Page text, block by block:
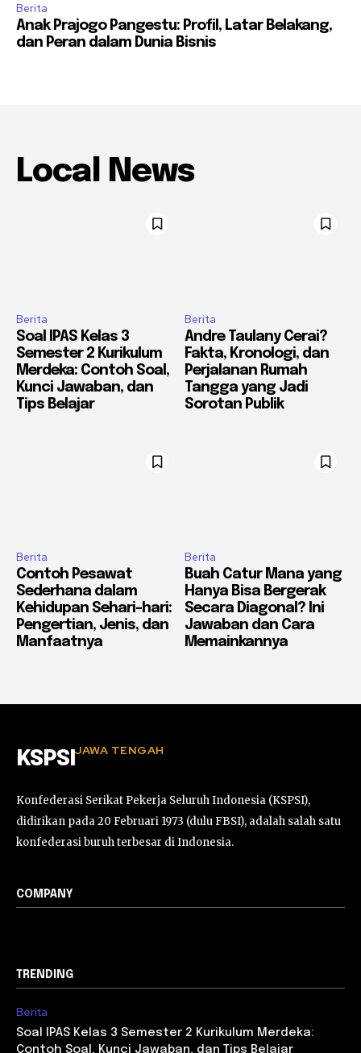
Berita
Anak Prajogo Pangestu: Profil, Latar Belakang,
dan Peran dalam Dunia Bisnis
Local News
Berita
Soal IPAS Kelas 3
Semester 2 Kurikulum
Merdeka: Contoh Soal,
Kunci Jawaban, dan
Tips Belajar
Berita
Andre Taulany Cerai?
Fakta, Kronologi, dan
Perjalanan Rumah
Tangga yang Jadi
Sorotan Publik
Berita
Contoh Pesawat
Sederhana dalam
Kehidupan Sehari-hari:
Pengertian, Jenis, dan
Manfaatnya
Berita
Buah Catur Mana yang
Hanya Bisa Bergerak
Secara Diagonal? Ini
Jawaban dan Cara
Memainkannya
KSPSIJAWA TENGAH
Konfederasi Serikat Pekerja Seluruh Indonesia (KSPSI),
didirikan pada 20 Februari 1973 (dulu FBSI), adalah salah satu
konfederasi buruh terbesar di Indonesia.
COMPANY
TRENDING
Berita
Soal IPAS Kelas 3 Semester 2 Kurikulum Merdeka:
Contoh Soal, Kunci Jawaban, dan Tips Belajar